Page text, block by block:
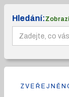
Hledání: